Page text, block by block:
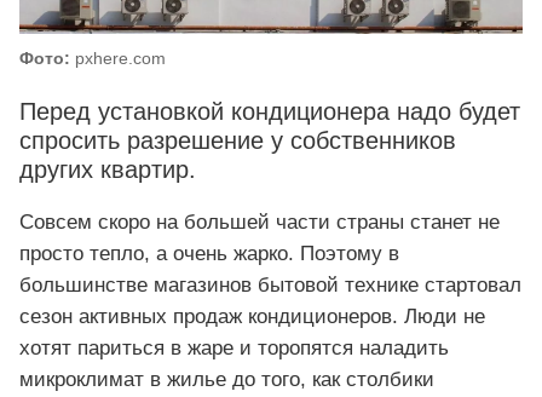
Фото: pxhere.com
Перед установкой кондиционера надо будет
спросить разрешение у собственников
других квартир.
Совсем скоро на большей части страны станет не
просто тепло, а очень жарко. Поэтому в
большинстве магазинов бытовой технике стартовал
сезон активных продаж кондиционеров. Люди не
хотят париться в жаре и торопятся наладить
микроклимат в жилье до того, как столбики